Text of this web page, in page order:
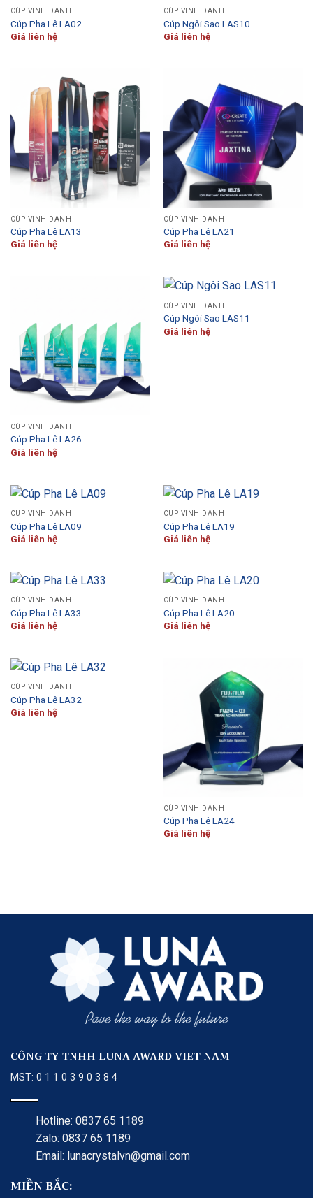
CÚP VINH DANH
Cúp Pha Lê LA02
Giá liên hệ
CÚP VINH DANH
Cúp Ngôi Sao LAS10
Giá liên hệ
CÚP VINH DANH
Cúp Pha Lê LA13
Giá liên hệ
CÚP VINH DANH
Cúp Pha Lê LA21
Giá liên hệ
CÚP VINH DANH
Cúp Pha Lê LA26
Giá liên hệ
CÚP VINH DANH
Cúp Ngôi Sao LAS11
Giá liên hệ
CÚP VINH DANH
Cúp Pha Lê LA09
Giá liên hệ
CÚP VINH DANH
Cúp Pha Lê LA19
Giá liên hệ
CÚP VINH DANH
Cúp Pha Lê LA33
Giá liên hệ
CÚP VINH DANH
Cúp Pha Lê LA20
Giá liên hệ
CÚP VINH DANH
Cúp Pha Lê LA32
Giá liên hệ
CÚP VINH DANH
Cúp Pha Lê LA24
Giá liên hệ
CÔNG TY TNHH LUNA AWARD VIET NAM
MST: 0 1 1 0 3 9 0 3 8 4
Hotline: 0837 65 1189
Zalo: 0837 65 1189
Email: lunacrystalvn@gmail.com
MIỀN BẮC: